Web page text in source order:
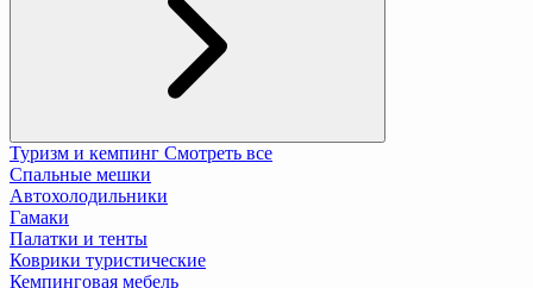
Туризм и кемпинг Смотреть все
Спальные мешки
Автохолодильники
Гамаки
Палатки и тенты
Коврики туристические
Кемпинговая мебель